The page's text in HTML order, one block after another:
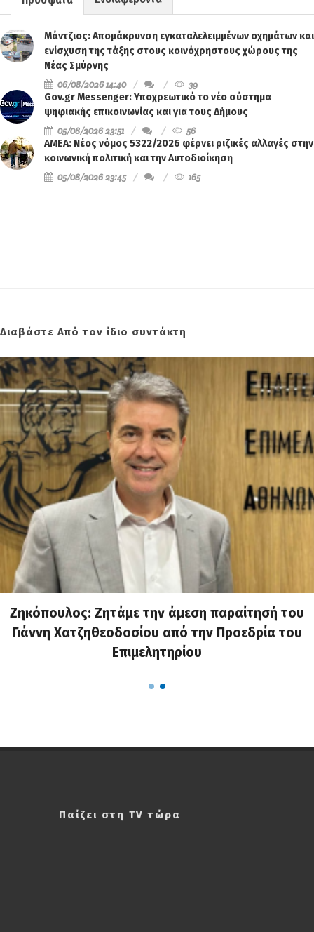
Μάντζιος: Απομάκρυνση εγκαταλελειμμένων οχημάτων και
ενίσχυση της τάξης στους κοινόχρηστους χώρους της
Νέας Σμύρνης
06/08/2026 14:40
39
Gov.gr Messenger: Υποχρεωτικό το νέο σύστημα
ψηφιακής επικοινωνίας και για τους Δήμους
05/08/2026 23:51
56
ΑΜΕΑ: Νέος νόμος 5322/2026 φέρνει ριζικές αλλαγές στην
κοινωνική πολιτική και την Αυτοδιοίκηση
05/08/2026 23:45
165
Διαβάστε Από τον ίδιο συντάκτη
Ζηκόπουλος: Ζητάμε την άμεση παραίτησή του
Γιάννη Χατζηθεοδοσίου από την Προεδρία του
Επιμελητηρίου
Παίζει στη TV τώρα